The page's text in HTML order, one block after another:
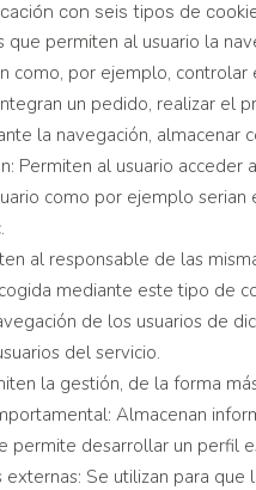
con seis tipos de
que permiten al usuario la
como, por ejemplo,
un pedido, realizar el
la navegación,
Permiten al usuario
como por ejemplo
al responsable de las
mediante este tipo de
de los usuarios de
del servicio.
la gestión, de la forma
Almacenan
permite desarrollar un perfil
externas: Se utilizan para